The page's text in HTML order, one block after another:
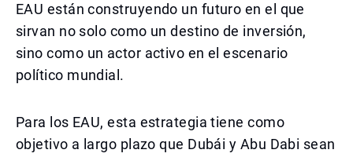
EAU están construyendo un futuro en el que
sirvan no solo como un destino de inversión,
sino como un actor activo en el escenario
político mundial.
Para los EAU, esta estrategia tiene como
objetivo a largo plazo que Dubái y Abu Dabi sean